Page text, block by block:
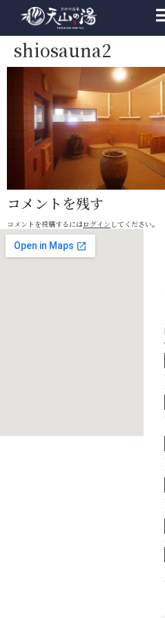
shiosauna2
コメントを残す
コメントを投稿するにはログイン してください。